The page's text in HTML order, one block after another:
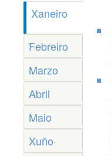
Xaneiro
Febreiro
Marzo
Abril
Maio
Xuño